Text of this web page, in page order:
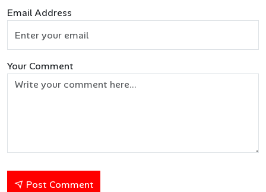
Email Address
Your Comment
Post Comment